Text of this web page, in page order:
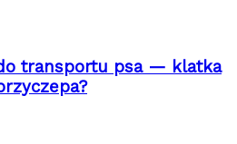
transportu psa — klatka